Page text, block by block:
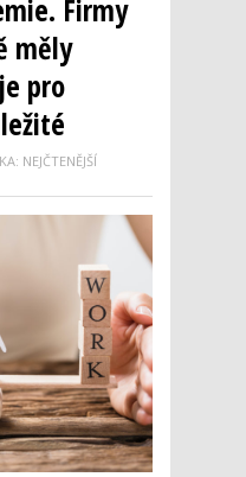
Firmy
měly
pro
NEJČTENĚJŠÍ